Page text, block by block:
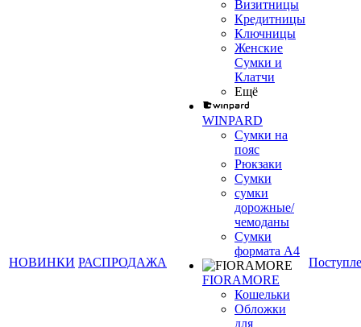
НОВИНКИ РАСПРОДАЖА
Визитницы
Кредитницы
Ключницы
Женские
Сумки и
Клатчи
Ещё
WINPARD
Сумки на
пояс
Рюкзаки
Сумки
сумки
дорожные/
чемоданы
Сумки
формата А4
FIORAMORE
Кошельки
Обложки
для